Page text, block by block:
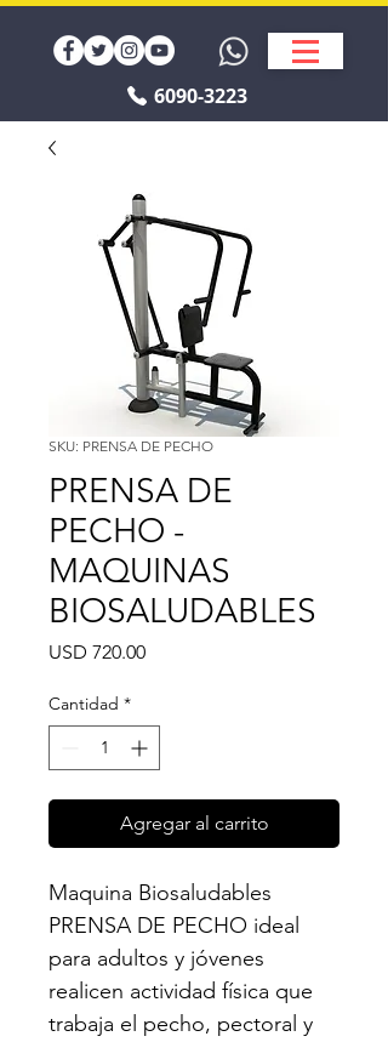
6090-3223
SKU: PRENSA DE PECHO
PRENSA DE
PECHO -
MAQUINAS
BIOSALUDABLES
USD 720.00Precio
Cantidad *
Agregar al carrito
Maquina Biosaludables
PRENSA DE PECHO ideal
para adultos y jóvenes
realicen actividad física que
trabaja el pecho, pectoral y